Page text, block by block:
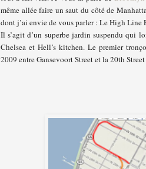
même allée faire un saut du côté de
dont j’ai envie de vous parler : Le High Line
Il s’agit d’un superbe jardin suspendu qui
Chelsea et Hell’s kitchen. Le premier
2009 entre Gansevoort Street et la 20th